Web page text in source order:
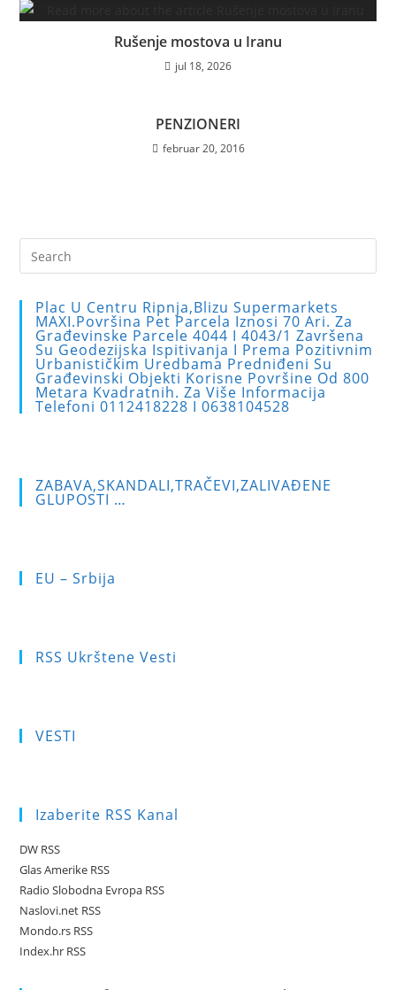
Rušenje mostova u Iranu
jul 18, 2026
PENZIONERI
februar 20, 2016
Plac U Centru Ripnja,blizu Supermarkets
MAXI.Površina Pet Parcela Iznosi 70 Ari. Za
Građevinske Parcele 4044 I 4043/1 Završena
Su Geodezijska Ispitivanja I Prema Pozitivnim
Urbanističkim Uredbama Predniđeni Su
Građevinski Objekti Korisne Površine Od 800
Metara Kvadratnih. Za Više Informacija
Telefoni 0112418228 I 0638104528
ZABAVA,SKANDALI,TRAČEVI,ZALIVAĐENE
GLUPOSTI …
EU – Srbija
RSS Ukrštene Vesti
VESTI
Izaberite RSS Kanal
DW RSS
Glas Amerike RSS
Radio Slobodna Evropa RSS
Naslovi.net RSS
Mondo.rs RSS
Index.hr RSS